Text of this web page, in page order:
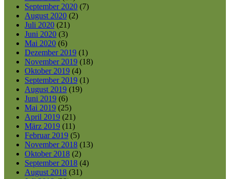
September 2020 (7)
August 2020 (2)
Juli 2020 (21)
Juni 2020 (3)
Mai 2020 (6)
Dezember 2019 (1)
November 2019 (18)
Oktober 2019 (4)
September 2019 (1)
August 2019 (19)
Juni 2019 (6)
Mai 2019 (25)
April 2019 (21)
März 2019 (11)
Februar 2019 (5)
November 2018 (13)
Oktober 2018 (2)
September 2018 (4)
August 2018 (31)